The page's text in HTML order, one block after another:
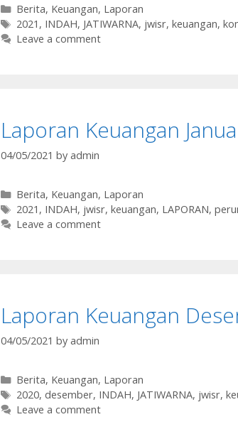
Categories
Berita, Keuangan, Laporan
Tags
2021 , INDAH, JATIWARNA, jwisr, keuangan,
Leave a comment
Laporan Keuangan
04/05/2021 by admin
Categories
Berita, Keuangan, Laporan
Tags
2021 , INDAH, jwisr, keuangan, LAPORAN,
Leave a comment
Laporan Keuangan
04/05/2021 by admin
Categories
Berita, Keuangan, Laporan
Tags
2020, desember, INDAH, JATIWARNA, jwisr,
Leave a comment